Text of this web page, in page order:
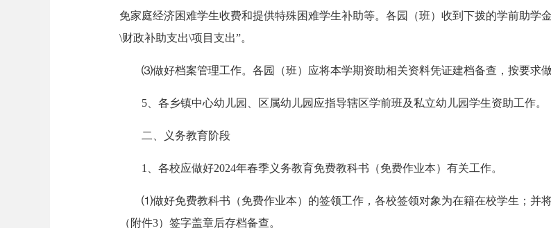
免家庭经济困难学生收费和提供特殊困难学生补助等。各园（班）收到下拨的学前助学
\财政补助支出\项目支出”。
⑶做好档案管理工作。各园（班）应将本学期资助相关资料凭证建档备查，按要求
5、各乡镇中心幼儿园、区属幼儿园应指导辖区学前班及私立幼儿园学生资助工作。
二、义务教育阶段
1、各校应做好2024年春季义务教育免费教科书（免费作业本）有关工作。
⑴做好免费教科书（免费作业本）的签领工作，各校签领对象为在籍在校学生；并
（附件3）签字盖章后存档备查。